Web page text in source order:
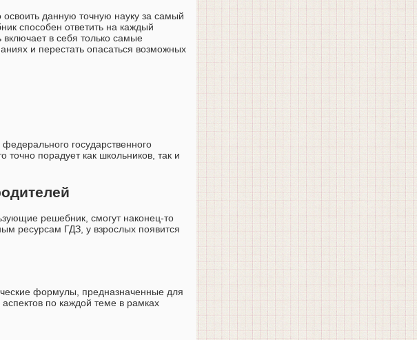
освоить данную точную науку за самый
способен ответить на каждый
в себя только самые
и перестать опасаться возможных
государственного
порадует как школьников, так и
решебник, смогут наконец-то
ресурсам ГДЗ, у взрослых появится
формулы, предназначенные для
по каждой теме в рамках